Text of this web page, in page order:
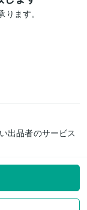
ます。
出品者のサービス